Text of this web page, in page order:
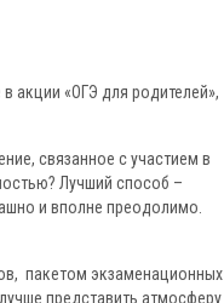
акции «ОГЭ для родителей»,
связанное с участием в
Лучший способ –
и вполне преодолимо.
пакетом экзаменационных
представить атмосферу